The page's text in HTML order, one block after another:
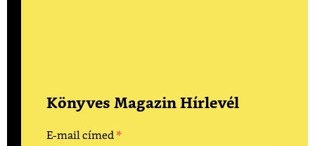
Könyves Magazin Hírlevél
E-mail címed *